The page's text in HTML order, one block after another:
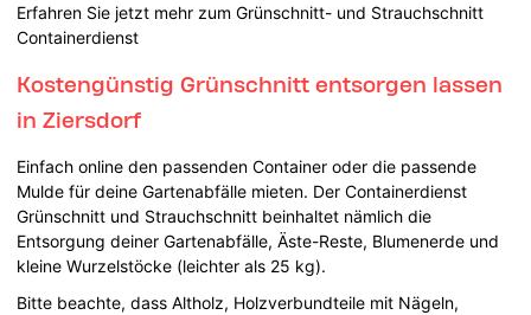
Erfahren Sie jetzt mehr zum Grünschnitt- und Strauchschnitt
Containerdienst
Kostengünstig Grünschnitt entsorgen lassen
in Ziersdorf
Einfach online den passenden Container oder die passende
Mulde für deine Gartenabfälle mieten. Der Containerdienst
Grünschnitt und Strauchschnitt beinhaltet nämlich die
Entsorgung deiner Gartenabfälle, Äste-Reste, Blumenerde und
kleine Wurzelstöcke (leichter als 25 kg).
Bitte beachte, dass Altholz, Holzverbundteile mit Nägeln,